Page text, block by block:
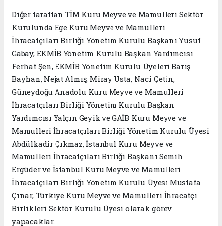
Diğer taraftan TİM Kuru Meyve ve Mamulleri Sektör
Kurulunda Ege Kuru Meyve ve Mamulleri
İhracatçıları Birliği Yönetim Kurulu Başkanı Yusuf
Gabay, EKMİB Yönetim Kurulu Başkan Yardımcısı
Ferhat Şen, EKMİB Yönetim Kurulu Üyeleri Barış
Bayhan, Nejat Almış, Miray Usta, Naci Çetin,
Güneydoğu Anadolu Kuru Meyve ve Mamulleri
İhracatçıları Birliği Yönetim Kurulu Başkan
Yardımcısı Yalçın Geyik ve GAİB Kuru Meyve ve
Mamulleri İhracatçıları Birliği Yönetim Kurulu Üyesi
Abdülkadir Çıkmaz, İstanbul Kuru Meyve ve
Mamulleri İhracatçıları Birliği Başkanı Semih
Ergüder ve İstanbul Kuru Meyve ve Mamulleri
İhracatçıları Birliği Yönetim Kurulu Üyesi Mustafa
Çınar, Türkiye Kuru Meyve ve Mamulleri İhracatçı
Birlikleri Sektör Kurulu Üyesi olarak görev
yapacaklar.